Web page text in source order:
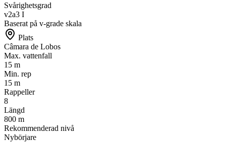
Svårighetsgrad
v2a3 I
Baserat på v-grade skala
Plats
Câmara de Lobos
Max. vattenfall
15 m
Min. rep
15 m
Rappeller
8
Längd
800 m
Rekommenderad nivå
Nybörjare